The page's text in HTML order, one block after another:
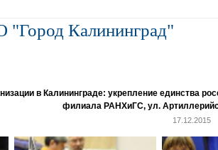
"Город Калининград"
в Калининграде: укрепление единства
филиала РАНХиГС, ул.
17.12.2015